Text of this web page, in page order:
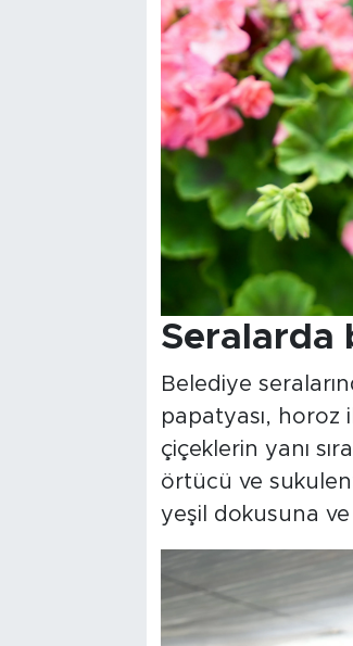
Belediye
papatyası, horoz
çiçeklerin yanı
örtücü ve
yeşil dokusuna